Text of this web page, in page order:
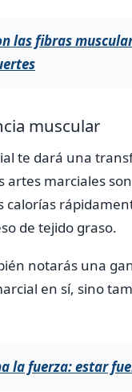
las fibras
muscular
te dará una
artes marciales
calorías
de tejido graso.
notarás una
en sí, sino
la fuerza: estar